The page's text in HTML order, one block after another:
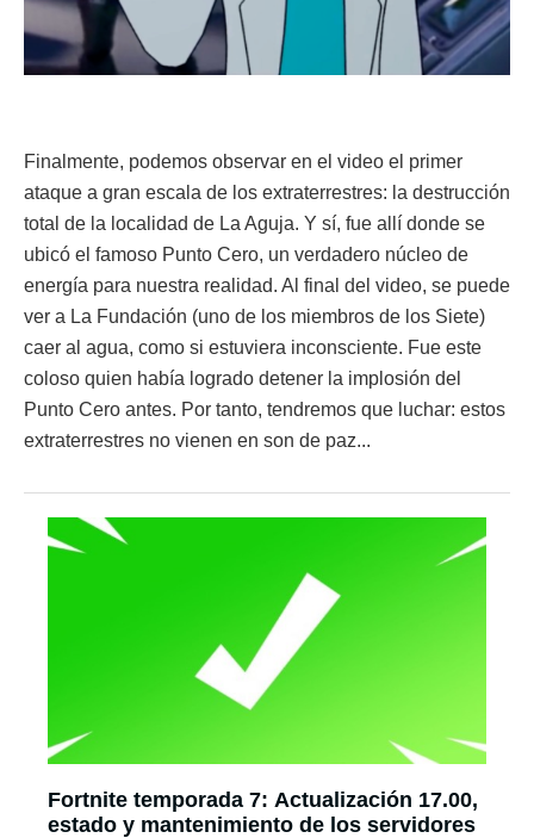
Finalmente, podemos observar en el video el primer
ataque a gran escala de los extraterrestres: la destrucción
total de la localidad de La Aguja. Y sí, fue allí donde se
ubicó el famoso Punto Cero, un verdadero núcleo de
energía para nuestra realidad. Al final del video, se puede
ver a La Fundación (uno de los miembros de los Siete)
caer al agua, como si estuviera inconsciente. Fue este
coloso quien había logrado detener la implosión del
Punto Cero antes. Por tanto, tendremos que luchar: estos
extraterrestres no vienen en son de paz...
Fortnite temporada 7: Actualización 17.00,
estado y mantenimiento de los servidores